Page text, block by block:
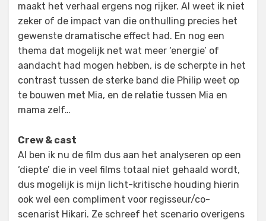
maakt het verhaal ergens nog rijker. Al weet ik niet
zeker of de impact van die onthulling precies het
gewenste dramatische effect had. En nog een
thema dat mogelijk net wat meer ‘energie’ of
aandacht had mogen hebben, is de scherpte in het
contrast tussen de sterke band die Philip weet op
te bouwen met Mia, en de relatie tussen Mia en
mama zelf…
Crew & cast
Al ben ik nu de film dus aan het analyseren op een
‘diepte’ die in veel films totaal niet gehaald wordt,
dus mogelijk is mijn licht-kritische houding hierin
ook wel een compliment voor regisseur/co-
scenarist Hikari. Ze schreef het scenario overigens